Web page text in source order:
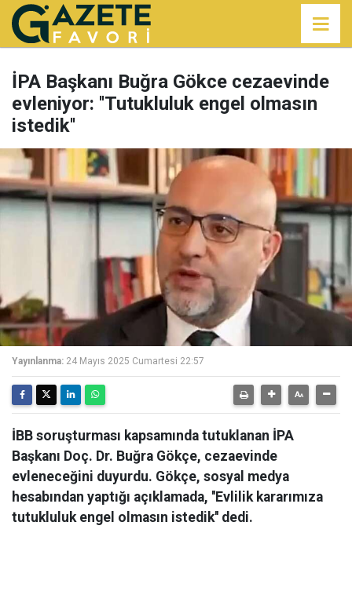
İPA Başkanı Buğra Gökce cezaevinde
evleniyor: ''Tutukluluk engel olmasın
istedik''
Yayınlanma: 24 Mayıs 2025 Cumartesi 22:57
İBB soruşturması kapsamında tutuklanan İPA
Başkanı Doç. Dr. Buğra Gökçe, cezaevinde
evleneceğini duyurdu. Gökçe, sosyal medya
hesabından yaptığı açıklamada, ''Evlilik kararımıza
tutukluluk engel olmasın istedik'' dedi.